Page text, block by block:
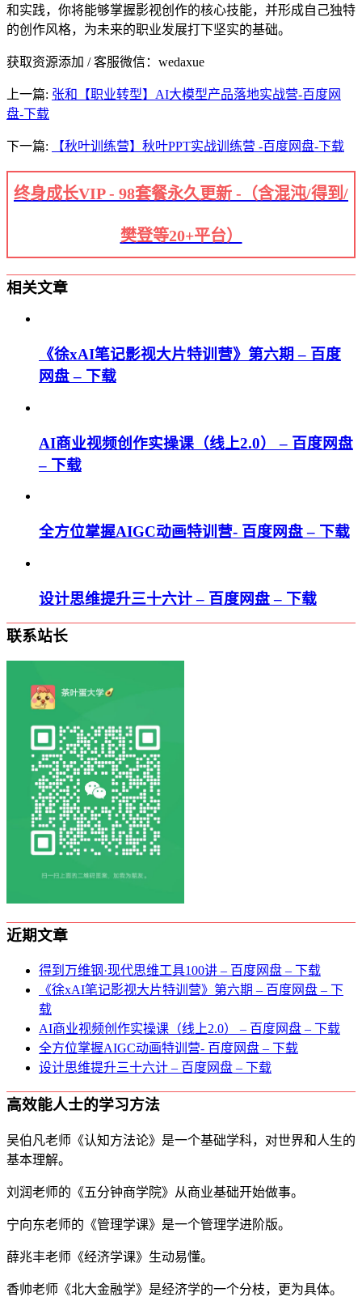
和实践，你将能够掌握影视创作的核心技能，并形成自己独特
的创作风格，为未来的职业发展打下坚实的基础。
获取资源添加 / 客服微信：wedaxue
上一篇: 张和【职业转型】AI大模型产品落地实战营-百度网
盘-下载
下一篇: 【秋叶训练营】秋叶PPT实战训练营 -百度网盘-下载
终身成长VIP - 98套餐永久更新 -（含混沌/得到/
樊登等20+平台）
相关文章
《徐xAI笔记影视大片特训营》第六期 – 百度
网盘 – 下载
AI商业视频创作实操课（线上2.0） – 百度网盘
– 下载
全方位掌握AIGC动画特训营- 百度网盘 – 下载
设计思维提升三十六计 – 百度网盘 – 下载
联系站长
近期文章
得到万维钢·现代思维⼯具100讲 – 百度网盘 – 下载
《徐xAI笔记影视大片特训营》第六期 – 百度网盘 – 下
载
AI商业视频创作实操课（线上2.0） – 百度网盘 – 下载
全方位掌握AIGC动画特训营- 百度网盘 – 下载
设计思维提升三十六计 – 百度网盘 – 下载
高效能人士的学习方法
吴伯凡老师《认知方法论》是一个基础学科，对世界和人生的
基本理解。
刘润老师的《五分钟商学院》从商业基础开始做事。
宁向东老师的《管理学课》是一个管理学进阶版。
薛兆丰老师《经济学课》生动易懂。
香帅老师《北大金融学》是经济学的一个分枝，更为具体。